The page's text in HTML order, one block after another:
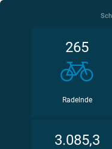
265
Radelnde
3.085,3